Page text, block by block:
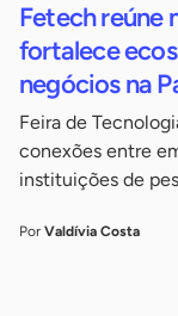
Fetech reúne
fortalece
negócios na
Feira de
conexões entre
instituições de
Por Valdívia Costa